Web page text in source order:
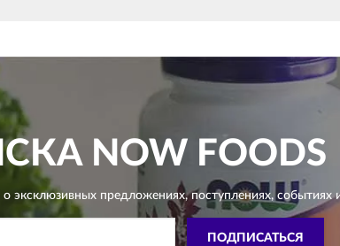
NOW FOODS
эксклюзивных предложениях,поступлениях, событиях
ПОДПИСАТЬСЯ